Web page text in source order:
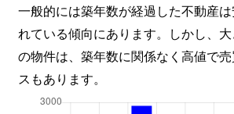
一般的には築年数が経過した不動産
れている傾向にあります。しかし、
の物件は、築年数に関係なく高値で
スもあります。